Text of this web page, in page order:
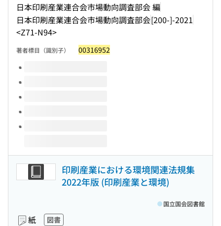
日本印刷産業連合会市場動向調査部会 編
日本印刷産業連合会市場動向調査部会[200-]-2021
<Z71-N94>
著者標目（識別子） 00316952
このタイトルの巻号
印刷産業における環境関連法規集
2022年版 (印刷産業と環境)
紙 図書
国立国会図書館